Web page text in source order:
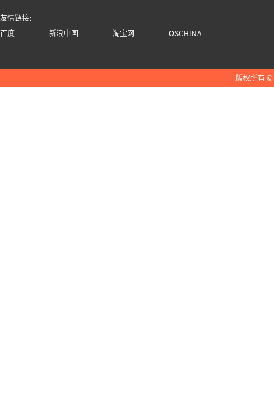
友情链接:
百度 新浪中国 淘宝网 OSCHINA
版权所有